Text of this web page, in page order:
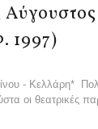
1997)
- Κελλάρη*
οι θεατρικές